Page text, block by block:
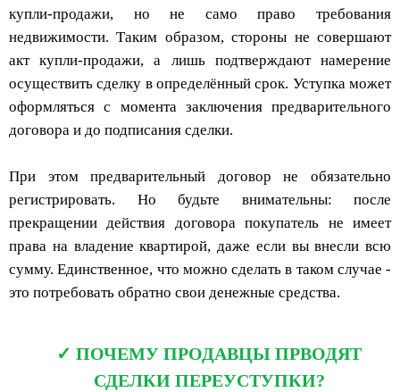
купли-продажи, но не само право требования
недвижимости. Таким образом, стороны не совершают
акт купли-продажи, а лишь подтверждают намерение
осуществить сделку в определённый срок. Уступка может
оформляться с момента заключения предварительного
договора и до подписания сделки.
При этом предварительный договор не обязательно
регистрировать. Но будьте внимательны: после
прекращении действия договора покупатель не имеет
права на владение квартирой, даже если вы внесли всю
сумму. Единственное, что можно сделать в таком случае -
это потребовать обратно свои денежные средства.
ПОЧЕМУ ПРОДАВЦЫ ПРВОДЯТ
СДЕЛКИ ПЕРЕУСТУПКИ?